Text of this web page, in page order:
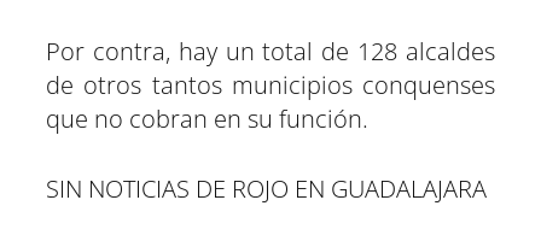
Por contra, hay un total de 128 alcaldes
de otros tantos municipios conquenses
que no cobran en su función.
SIN NOTICIAS DE ROJO EN GUADALAJARA